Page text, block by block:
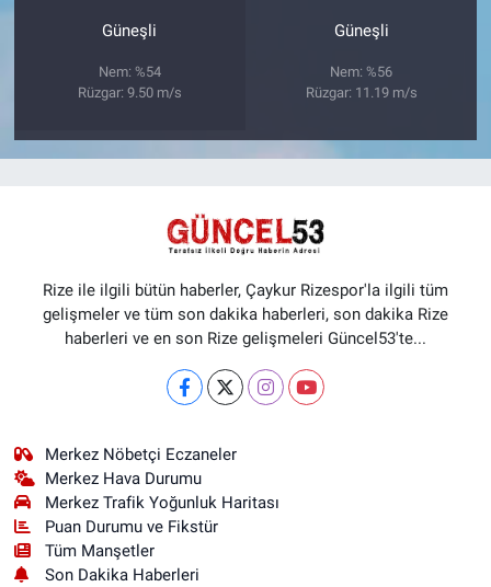
Güneşli
Nem: %54
Rüzgar: 9.50 m/s
Güneşli
Nem: %56
Rüzgar: 11.19 m/s
Rize ile ilgili bütün haberler, Çaykur Rizespor'la ilgili tüm
gelişmeler ve tüm son dakika haberleri, son dakika Rize
haberleri ve en son Rize gelişmeleri Güncel53'te...
Merkez Nöbetçi Eczaneler
Merkez Hava Durumu
Merkez Trafik Yoğunluk Haritası
Puan Durumu ve Fikstür
Tüm Manşetler
Son Dakika Haberleri